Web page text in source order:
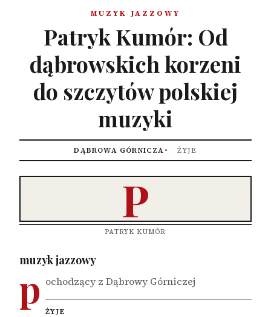
MUZYK JAZZOWY
Patryk Kumór: Od
dąbrowskich korzeni
do szczytów polskiej
muzyki
DĄBROWA GÓRNICZA ŻYJE
P
PATRYK KUMÓR
muzyk jazzowy
p ochodzący z Dąbrowy Górniczej
ŻYJE